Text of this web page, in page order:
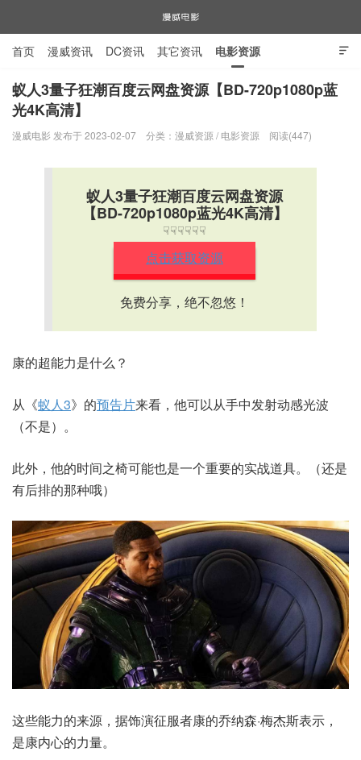
漫威电影

首页 漫威资讯 DC资讯 其它资讯 电影资源
电视剧资源 漫威图片
蚁人3量子狂潮百度云网盘资源【BD-720p1080p蓝
光4K高清】
漫威电影 发布于 2023-02-07 分类： 漫威资源 / 电影资源 阅读(447)
蚁人3量子狂潮百度云网盘资源
【BD-720p1080p蓝光4K高清】
☟☟☟☟☟☟
点击获取资源
免费分享，绝不忽悠！
康的超能力是什么？
从《蚁人3》的预告片来看，他可以从手中发射动感光波
（不是）。
此外，他的时间之椅可能也是一个重要的实战道具。（还是
有后排的那种哦）
这些能力的来源，据饰演征服者康的乔纳森·梅杰斯表示，
是康内心的力量。